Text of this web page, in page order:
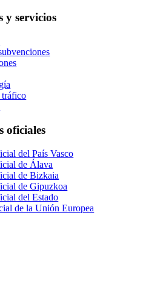
y servicios
tráfico
oficiales
del País Vasco
de Álava
de Bizkaia
de Gipuzkoa
del Estado
de la Unión Europea